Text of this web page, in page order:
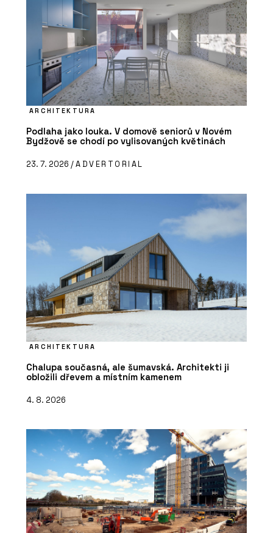
ARCHITEKTURA
Podlaha jako louka. V domově seniorů v Novém
Bydžově se chodí po vylisovaných květinách
23. 7. 2026 /ADVERTORIAL
ARCHITEKTURA
Chalupa současná, ale šumavská. Architekti ji
obložili dřevem a místním kamenem
4. 8. 2026